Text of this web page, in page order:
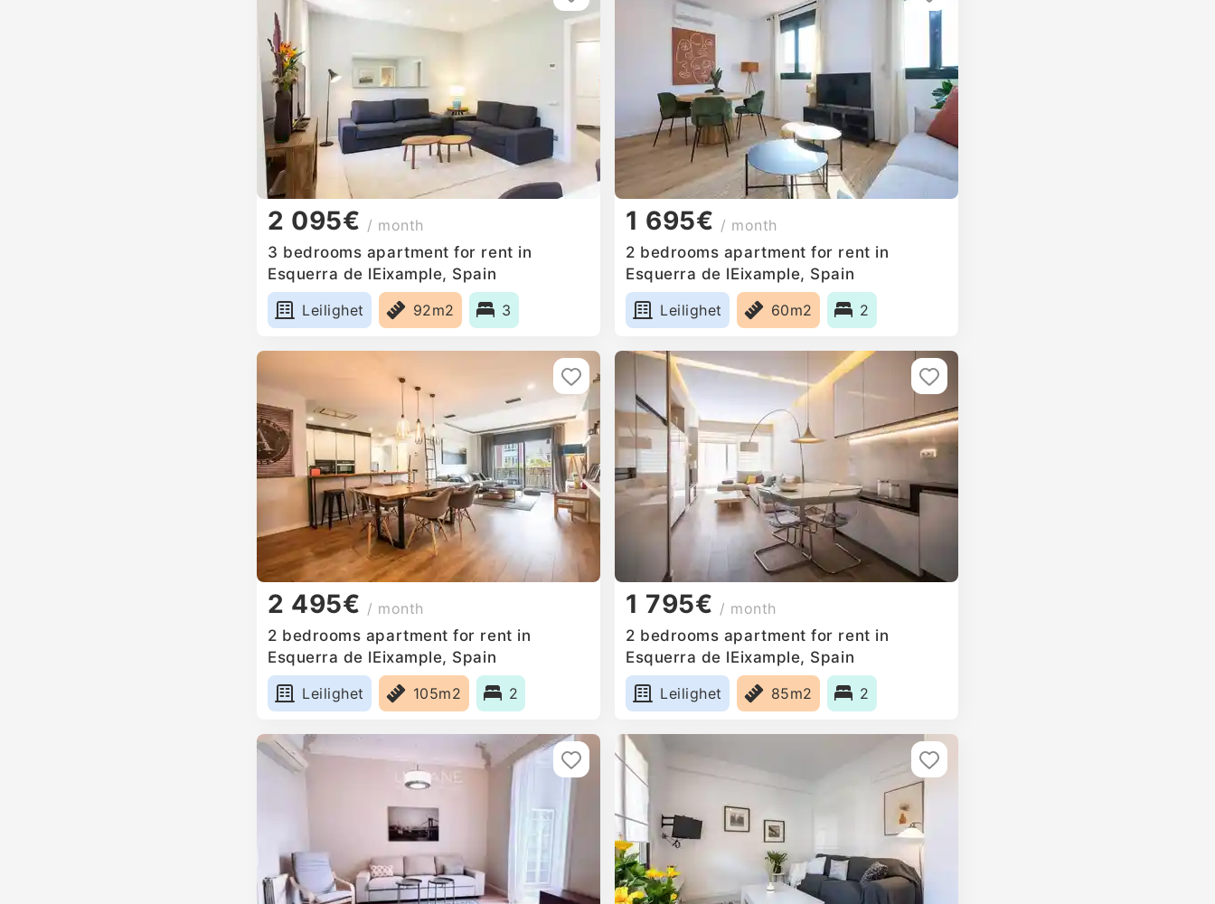
2 095€ / month
3 bedrooms apartment for rent in
Esquerra de lEixample, Spain
Leilighet
92m2 3
1 695€ / month
2 bedrooms apartment for rent in
Esquerra de lEixample, Spain
Leilighet
60m2 2
2 495€ / month
2 bedrooms apartment for rent in
Esquerra de lEixample, Spain
Leilighet
105m2 2
1 795€ / month
2 bedrooms apartment for rent in
Esquerra de lEixample, Spain
Leilighet
85m2 2